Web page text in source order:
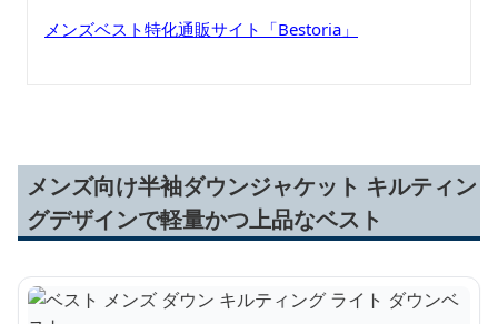
メンズベスト特化通販サイト「Bestoria」
メンズ向け半袖ダウンジャケット キルティン
グデザインで軽量かつ上品なベスト